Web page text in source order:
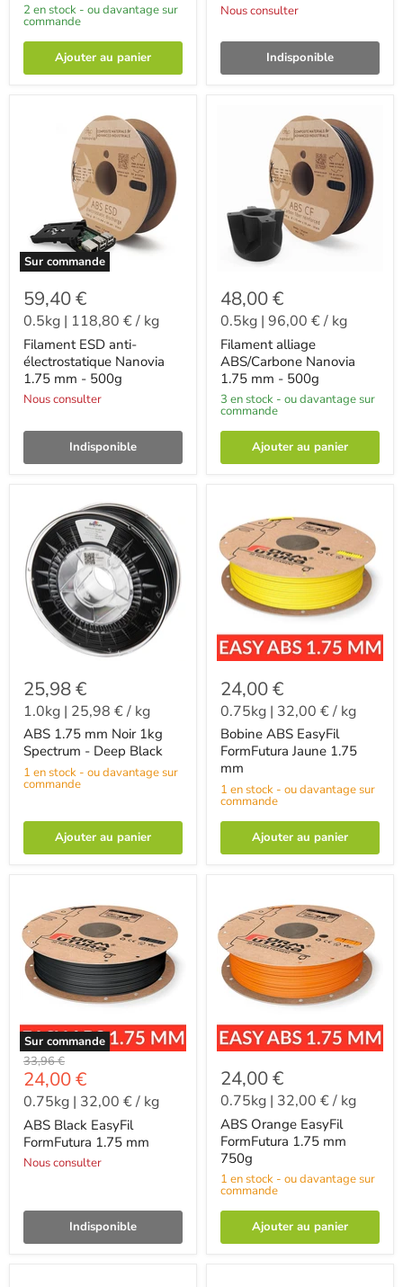
2 en stock - ou davantage sur
commande
Ajouter au panier
Nous consulter
Indisponible
Sur commande
59,40 €
0.5kg | 118,80 €/ kg
Filament ESD anti-
électrostatique Nanovia
1.75 mm - 500g
Nous consulter
Indisponible
48,00 €
0.5kg | 96,00 €/ kg
Filament alliage
ABS/Carbone Nanovia
1.75 mm - 500g
3 en stock - ou davantage sur
commande
Ajouter au panier
25,98 €
1.0kg | 25,98 €/ kg
ABS 1.75 mm Noir 1kg
Spectrum - Deep Black
1 en stock - ou davantage sur
commande
Ajouter au panier
24,00 €
0.75kg | 32,00 €/ kg
Bobine ABS EasyFil
FormFutura Jaune 1.75
mm
1 en stock - ou davantage sur
commande
Ajouter au panier
Sur commande
-
33,96 €
-
24,00 €
0.75kg | 32,00 €/ kg
ABS Black EasyFil
FormFutura 1.75 mm
Nous consulter
Indisponible
24,00 €
0.75kg | 32,00 €/ kg
ABS Orange EasyFil
FormFutura 1.75 mm
750g
1 en stock - ou davantage sur
commande
Ajouter au panier